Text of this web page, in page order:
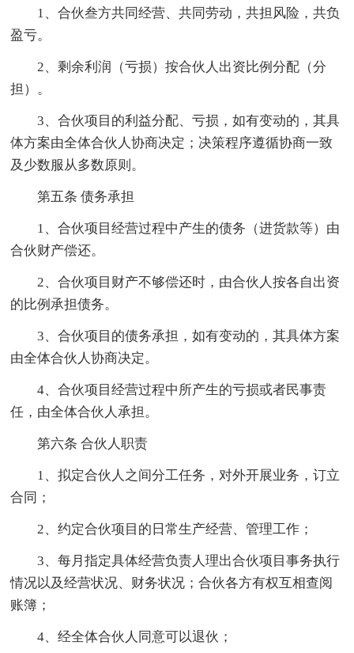
1、合伙叁方共同经营、共同劳动，共担风险，共负
盈亏。
2、剩余利润（亏损）按合伙人出资比例分配（分
担）。
3、合伙项目的利益分配、亏损，如有变动的，其具
体方案由全体合伙人协商决定；决策程序遵循协商一致
及少数服从多数原则。
第五条 债务承担
1、合伙项目经营过程中产生的债务（进货款等）由
合伙财产偿还。
2、合伙项目财产不够偿还时，由合伙人按各自出资
的比例承担债务。
3、合伙项目的债务承担，如有变动的，其具体方案
由全体合伙人协商决定。
4、合伙项目经营过程中所产生的亏损或者民事责
任，由全体合伙人承担。
第六条 合伙人职责
1、拟定合伙人之间分工任务，对外开展业务，订立
合同；
2、约定合伙项目的日常生产经营、管理工作；
3、每月指定具体经营负责人理出合伙项目事务执行
情况以及经营状况、财务状况；合伙各方有权互相查阅
账簿；
4、经全体合伙人同意可以退伙；